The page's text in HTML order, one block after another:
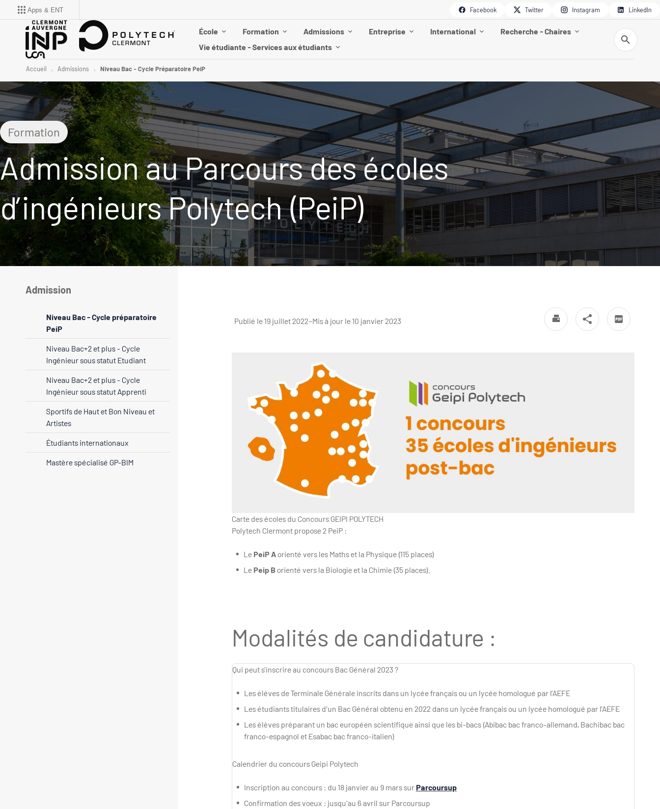
Apps & ENT Facebook Twitter Instagram LinkedIn
École Formation Admissions Entreprise International
Recherche - Chaires
Vie étudiante - Services aux étudiants
Recherche
Accueil Admissions Niveau Bac - Cycle Préparatoire PeiP
Formation
Admission au Parcours des écoles
d’ingénieurs Polytech (PeiP)
Publié le 19 juillet 2022–Mis à jour le 10 janvier 2023
Carte des écoles du Concours GEIPI POLYTECH
Polytech Clermont propose 2 PeiP :
Le PeiP Aorienté vers les Maths et la Physique (115 places)
Le Peip Borienté vers la Biologie et la Chimie (35 places).
Modalités de candidature :
Qui peut s’inscrire au concours Bac Général 2023 ?
Les élèves de Terminale Générale inscrits dans un lycée français ou un lycée homologué par l’AEFE
Les étudiants titulaires d'un Bac Général obtenu en 2022 dans un lycée français ou un lycée homologué par l’AEFE
Les élèves préparant un bac européen scientifique ainsi que les bi-bacs (Abibac bac franco-allemand, Bachibac bac
franco-espagnol et Esabac bac franco-italien)
Calendrier du concours Geipi Polytech
Inscription au concours : du 18 janvier au 9 mars sur Parcoursup
Confirmation des voeux : jusqu'au 6 avril sur Parcoursup
Admission
Niveau Bac - Cycle préparatoire
PeiP
Niveau Bac+2 et plus - Cycle
Ingénieur sous statut Etudiant
Niveau Bac+2 et plus - Cycle
Ingénieur sous statut Apprenti
Sportifs de Haut et Bon Niveau et
Artistes
Étudiants internationaux
Mastère spécialisé GP-BIM